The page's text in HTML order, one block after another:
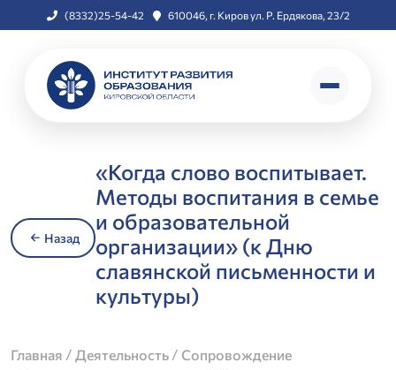
(8332)25-54-42 610046, г. Киров ул. Р. Ердякова, 23/2
Назад
«Когда слово воспитывает.
Методы воспитания в семье
и образовательной
организации» (к Дню
славянской письменности и
культуры)
Главная / Деятельность / Сопровождение